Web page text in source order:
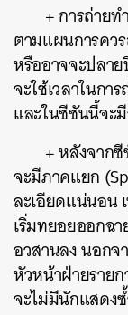
+ การถ่าย
ตามแผนการคว
หรืออาจจะปลาย
จะใช้เวลาในกา
และในซีซันนี้จะ
+ หลังจาก
จะมีภาคแยก
ละเอียดแน่นอน
เริ่มทยอยออกฉ
อวสานลง นอกจ
หัวหน้าฝ่ายราย
จะไม่มีนักแสดง